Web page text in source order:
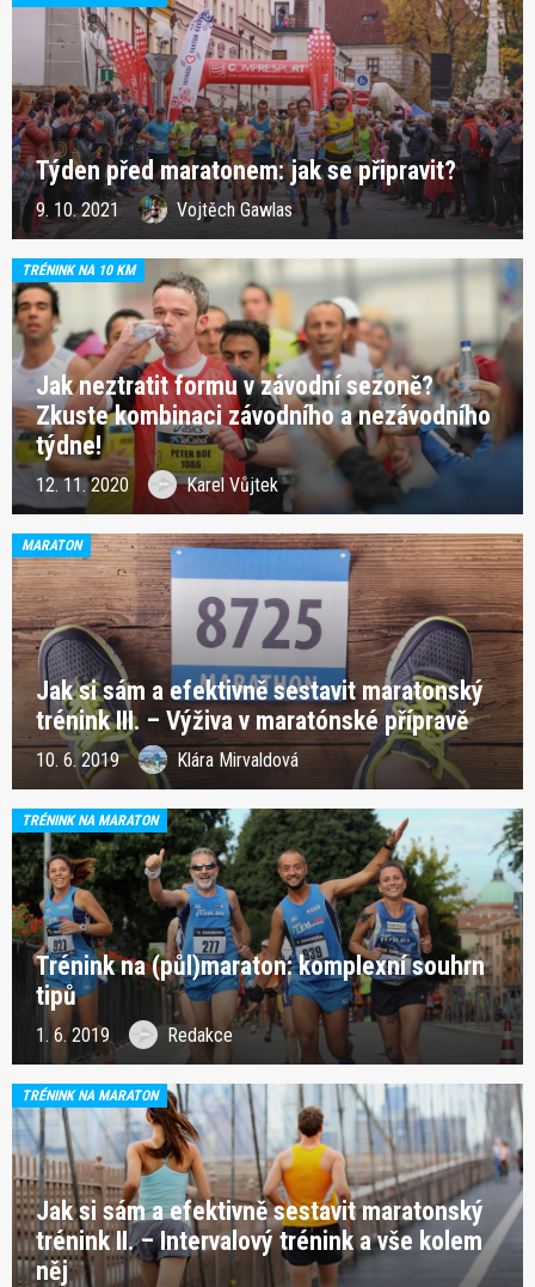
Týden před maratonem: jak se připravit?
9. 10. 2021 Vojtěch Gawlas
TRÉNINK NA 10 KM
Jak neztratit formu v závodní sezoně?
Zkuste kombinaci závodního a nezávodního
týdne!
12. 11. 2020 Karel Vůjtek
MARATON
Jak si sám a efektivně sestavit maratonský
trénink III. – Výživa v maratónské přípravě
10. 6. 2019 Klára Mirvaldová
TRÉNINK NA MARATON
Trénink na (půl)maraton: komplexní souhrn
tipů
1. 6. 2019 Redakce
TRÉNINK NA MARATON
Jak si sám a efektivně sestavit maratonský
trénink II. – Intervalový trénink a vše kolem
něj